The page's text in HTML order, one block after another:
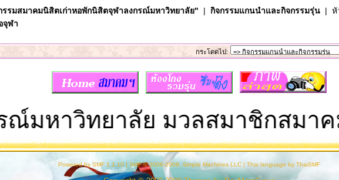
รรมสมาคมนิสิตเก่าหอพักนิสิตจุฬาลงกรณ์มหาวิทยาลัย" | กิจกรรมแกนนำและกิจกรรมรุ่น| หั
จุฬา
กระโดดไป:
าวิทยาลัย มวลสมาชิกสมาคม
Powered by SMF 1.1.10 | SMF © 2006-2009, Simple Machines LLC | Thai language by ThaiSMF